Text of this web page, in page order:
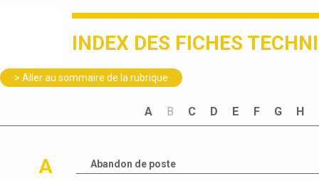
INDEX DES FICHES
> Aller au sommaire de la rubrique
A B C D E F G H
A Abandon de poste